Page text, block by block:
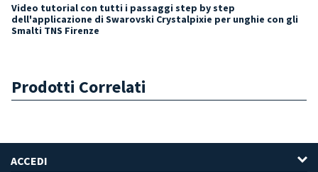
Video tutorial con tutti i passaggi step by step
dell'applicazione di Swarovski Crystalpixie per unghie con gli
Smalti TNS Firenze
Prodotti Correlati
ACCEDI